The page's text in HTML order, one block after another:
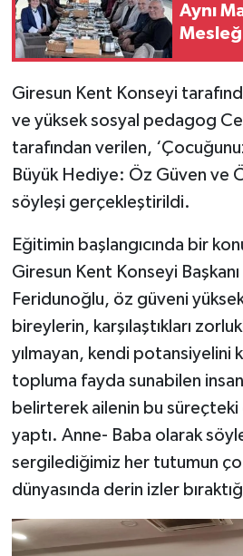
Aynı
Giresun Kent Konseyi
ve yüksek sosyal pedagog
tarafından verilen,
Büyük Hediye: Öz Güven ve
söyleşi gerçekleştirildi.
Eğitimin başlangıcında bir
Giresun Kent Konseyi
Feridunoğlu, öz güveni
bireylerin, karşılaştıkları
yılmayan, kendi potansiyelini
topluma fayda sunabilen
belirterek ailenin bu
yaptı. Anne- Baba olarak
sergilediğimiz her tutumun
dünyasında derin izler